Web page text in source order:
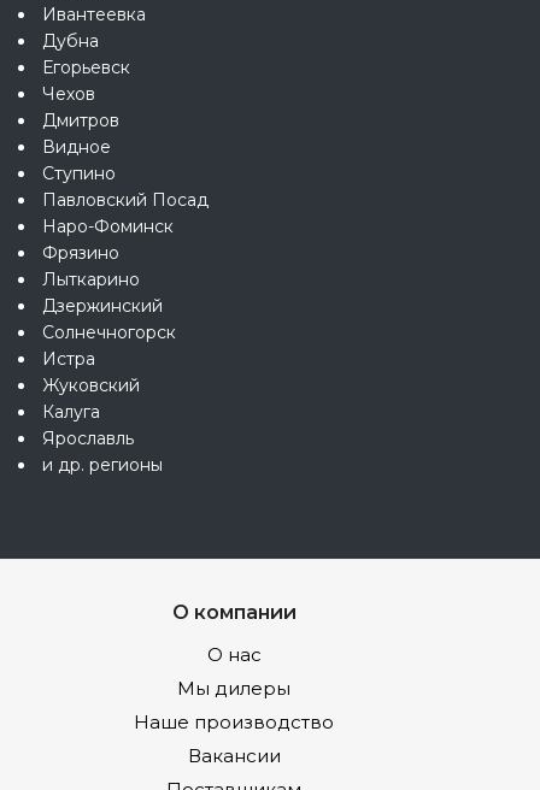
Ивантеевка
Дубна
Егорьевск
Чехов
Дмитров
Видное
Ступино
Павловский Посад
Наро-Фоминск
Фрязино
Лыткарино
Дзержинский
Солнечногорск
Истра
Жуковский
Калуга
Ярославль
и др. регионы
О компании
О нас
Мы дилеры
Наше производство
Вакансии